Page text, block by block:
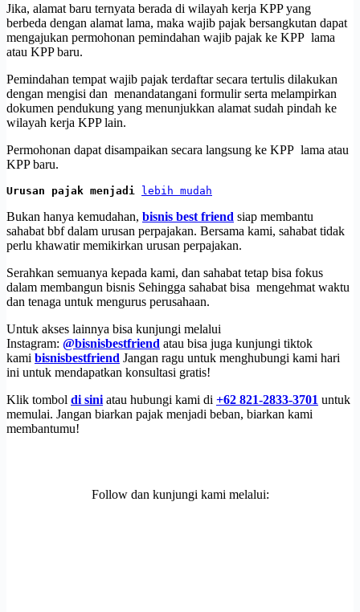
Jika, alamat baru ternyata berada di wilayah kerja KPP yang
berbeda dengan alamat lama, maka wajib pajak bersangkutan dapat
mengajukan permohonan pemindahan wajib pajak ke KPP lama
atau KPP baru.
Pemindahan tempat wajib pajak terdaftar secara tertulis dilakukan
dengan mengisi dan menandatangani formulir serta melampirkan
dokumen pendukung yang menunjukkan alamat sudah pindah ke
wilayah kerja KPP lain.
Permohonan dapat disampaikan secara langsung ke KPP lama atau
KPP baru.
Urusan pajak menjadi lebih mudah
Bukan hanya kemudahan, bisnis best friend siap membantu
sahabat bbf dalam urusan perpajakan. Bersama kami, sahabat tidak
perlu khawatir memikirkan urusan perpajakan.
Serahkan semuanya kepada kami, dan sahabat tetap bisa fokus
dalam membangun bisnis Sehingga sahabat bisa mengehmat waktu
dan tenaga untuk mengurus perusahaan.
Untuk akses lainnya bisa kunjungi melalui
Instagram: @bisnisbestfriend atau bisa juga kunjungi tiktok
kami bisnisbestfriend Jangan ragu untuk menghubungi kami hari
ini untuk mendapatkan konsultasi gratis!
Klik tombol di sini atau hubungi kami di +62 821-2833-3701 untuk
memulai. Jangan biarkan pajak menjadi beban, biarkan kami
membantumu!
Follow dan kunjungi kami melalui: